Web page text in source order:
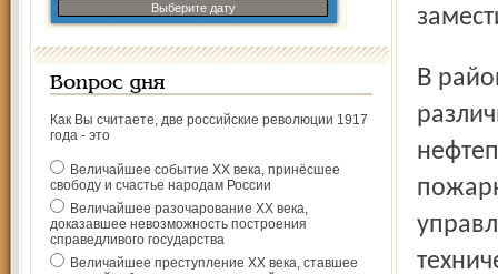
Выберите дату
Вопрос дня
Как Вы считаете, две российские революции 1917
года - это
Величайшее событие ХХ века, принёсшее
свободу и счастье народам России
Величайшее разочарование ХХ века,
доказавшее невозможность построения
справедливого государства
Величайшее преступление ХХ века, ставшее
В районах Ярославской области тренировка пройдёт с